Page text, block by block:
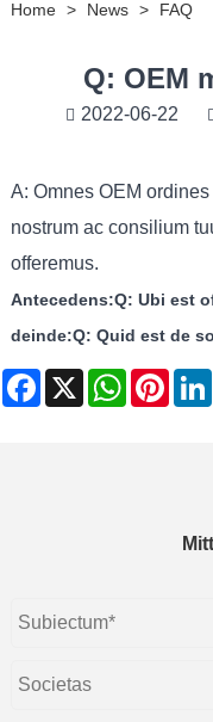
Home > News > FAQ
Q: OEM
2022-06-22
A: Omnes OEM
nostrum ac consilium
offeremus.
Antecedens:Q: Ubi est
deinde:Q: Quid est de
Facebook
X WhatsApp